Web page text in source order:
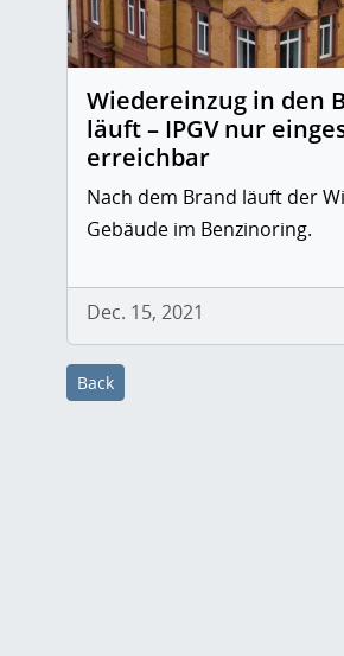
Wiedereinzug in den
läuft – IPGV nur
erreichbar
Nach dem Brand läuft der
Gebäude im Benzinoring.
Dec. 15, 2021
Back